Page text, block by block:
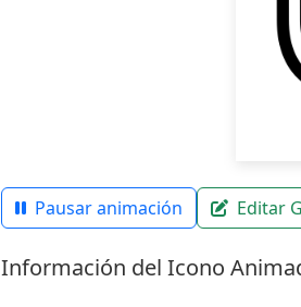
Pausar animación Editar
Información del Icono